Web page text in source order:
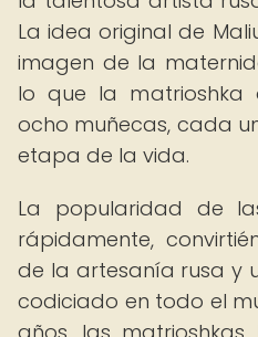
La idea original de
imagen de la
lo que la matrioshka
ocho muñecas, cada
etapa de la vida.
La popularidad de
rápidamente,
de la artesanía rusa y
codiciado en todo el